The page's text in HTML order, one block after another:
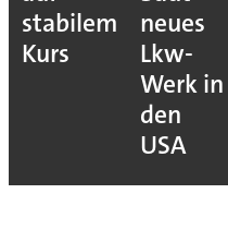
stabilem
Kurs
neues
Lkw-
Werk in
den
USA